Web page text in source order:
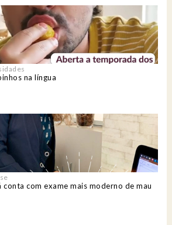
na língua
com exame mais moderno de mau